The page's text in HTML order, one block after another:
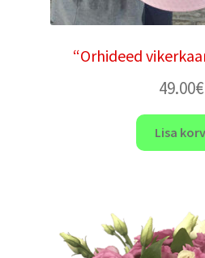
“Orhideed
49.00€
Lisa